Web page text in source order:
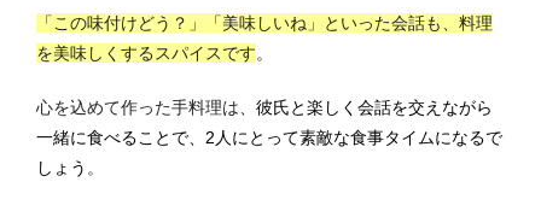
「この味付けどう？」「美味しいね」といった会話も、料理
を美味しくするスパイスです。
心を込めて作った手料理は、 彼氏と楽しく会話を交えながら
一緒に食べることで、2人にとって素敵な食事タイムになるで
しょう 。